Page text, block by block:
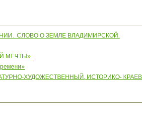
СЛОВО О ЗЕМЛЕ ВЛАДИМИРСКОЙ.
МЕЧТЫ».
ХУДОЖЕСТВЕННЫЙ, ИСТОРИКО-